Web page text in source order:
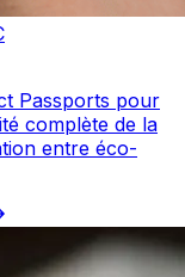
Passports pour
complète de la
entre éco-